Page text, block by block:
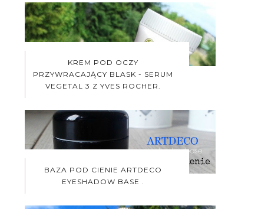
KREM POD OCZY
PRZYWRACAJĄCY BLASK - SERUM
VEGETAL 3 Z YVES ROCHER.
BAZA POD CIENIE ARTDECO
EYESHADOW BASE .